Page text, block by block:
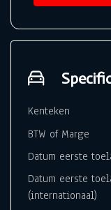
Kenteken
BTW of Marge
Datum eerste
Datum eerste
(internationaal)